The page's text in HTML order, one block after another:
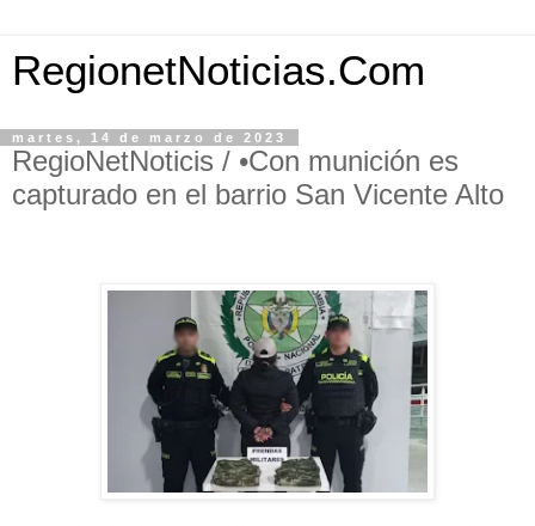
RegionetNoticias.Com
martes, 14 de marzo de 2023
RegioNetNoticis / •Con munición es
capturado en el barrio San Vicente Alto